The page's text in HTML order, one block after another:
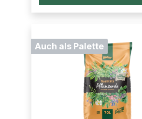
Auch als Palette